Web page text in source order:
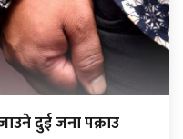
दुई जना पक्राउ